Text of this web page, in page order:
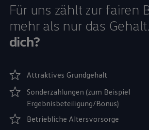
Für uns zählt zur fairen
mehr als nur das Gehalt.
dich?
Attraktives Grundgehalt
Sonderzahlungen (zum Beispiel
Ergebnisbeteiligung/Bonus)
Betriebliche Altersvorsorge